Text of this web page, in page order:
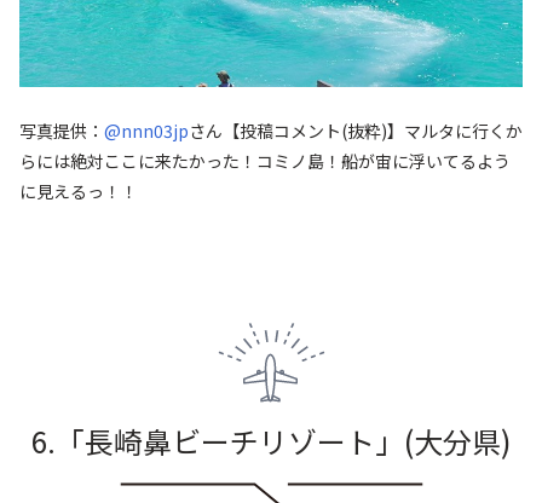
写真提供： @nnn03jpさん 【投稿コメント(抜粋)】マルタに行くか
らには絶対ここに来たかった！コミノ島！船が宙に浮いてるよう
に見えるっ！！
6.「長崎鼻ビーチリゾート 」 (大分県)